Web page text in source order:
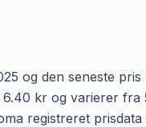
og den seneste
kr og varierer
registreret